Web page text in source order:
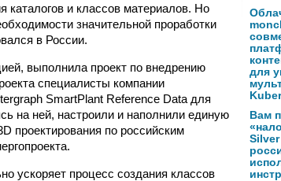
каталогов и классов материалов. Но
значительной проработки
в России.
выполнила проект по внедрению
специалисты компании
SmartPlant Reference Data для
на ней, настроили и наполнили единую
проектирования по российским
ускоряет процесс создания классов
для
Вам